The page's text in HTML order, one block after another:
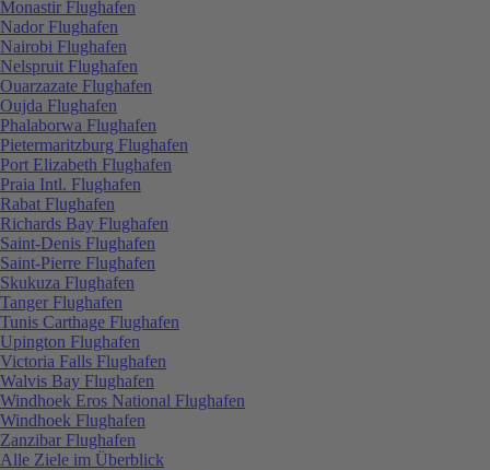
Monastir Flughafen
Nador Flughafen
Nairobi Flughafen
Nelspruit Flughafen
Ouarzazate Flughafen
Oujda Flughafen
Phalaborwa Flughafen
Pietermaritzburg Flughafen
Port Elizabeth Flughafen
Praia Intl. Flughafen
Rabat Flughafen
Richards Bay Flughafen
Saint-Denis Flughafen
Saint-Pierre Flughafen
Skukuza Flughafen
Tanger Flughafen
Tunis Carthage Flughafen
Upington Flughafen
Victoria Falls Flughafen
Walvis Bay Flughafen
Windhoek Eros National Flughafen
Windhoek Flughafen
Zanzibar Flughafen
Alle Ziele im Überblick